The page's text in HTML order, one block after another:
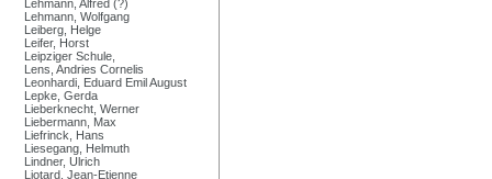
Lehmann, Alfred (?)
Lehmann, Wolfgang
Leiberg, Helge
Leifer, Horst
Leipziger Schule,
Lens, Andries Cornelis
Leonhardi, Eduard Emil August
Lepke, Gerda
Lieberknecht, Werner
Liebermann, Max
Liefrinck, Hans
Liesegang, Helmuth
Lindner, Ulrich
Liotard, Jean-Etienne